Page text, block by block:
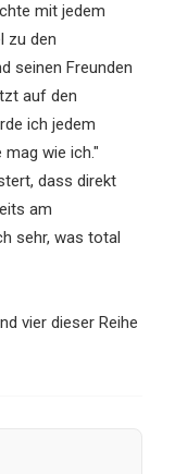
mit jedem
zu den
seinen Freunden
auf den
ich jedem
wie ich."
dass direkt
am
sehr, was total
vier dieser Reihe